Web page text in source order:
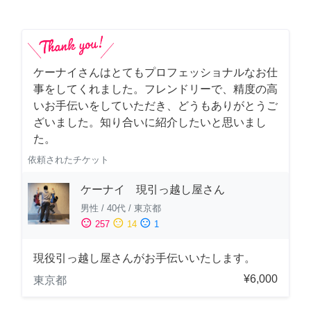
ケーナイさんはとてもプロフェッショナルなお仕
事をしてくれました。フレンドリーで、精度の高
いお手伝いをしていただき、どうもありがとうご
ざいました。知り合いに紹介したいと思いまし
た。
依頼されたチケット
ケーナイ 現引っ越し屋さん
男性 / 40代 / 東京都
sentiment_satisfied 257 sentiment_neutral 14 sentiment_dissatisfied 1
現役引っ越し屋さんがお手伝いいたします。
東京都
¥6,000